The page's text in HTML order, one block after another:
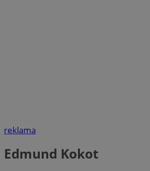
reklama
Edmund Kokot